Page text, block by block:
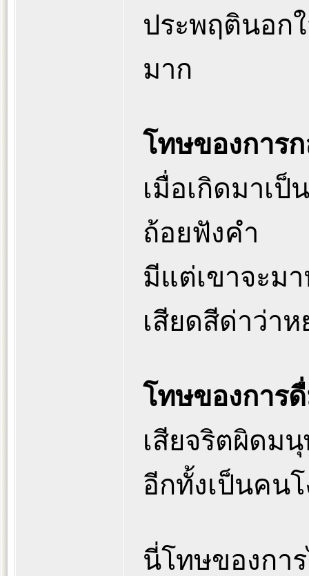
ประพฤตินอก
มาก
โทษของการ
เมื่อเกิดมาเ
ถ้อยฟังคำ
มีแต่เขาจะม
เสียดสีด่าว่า
โทษของการ
เสียจริตผิดม
อีกทั้งเป็นคน
นี่โทษของกา